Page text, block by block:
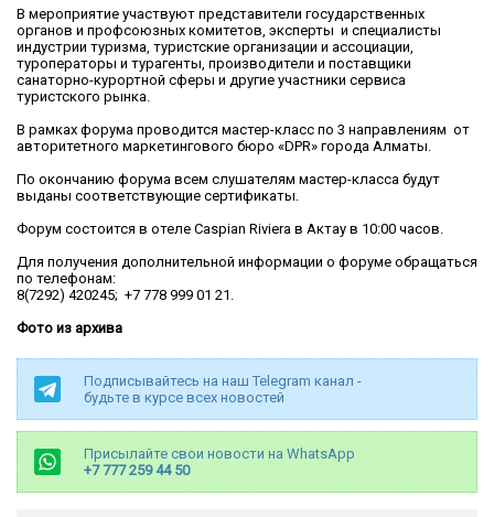
В мероприятие участвуют представители государственных
органов и профсоюзных комитетов, эксперты и специалисты
индустрии туризма, туристские организации и ассоциации,
туроператоры и турагенты, производители и поставщики
санаторно-курортной сферы и другие участники сервиса
туристского рынка.
В рамках форума проводится мастер-класс по 3 направлениям от
авторитетного маркетингового бюро «DPR» города Алматы.
По окончанию форума всем слушателям мастер-класса будут
выданы соответствующие сертификаты.
Форум состоится в отеле Caspian Riviera в Актау в 10:00 часов.
Для получения дополнительной информации о форуме обращаться
по телефонам:
8(7292) 420245; +7 778 999 01 21.
Фото из архива
Подписывайтесь на наш Telegram канал -
будьте в курсе всех новостей
Присылайте свои новости на WhatsApp
+7 777 259 44 50